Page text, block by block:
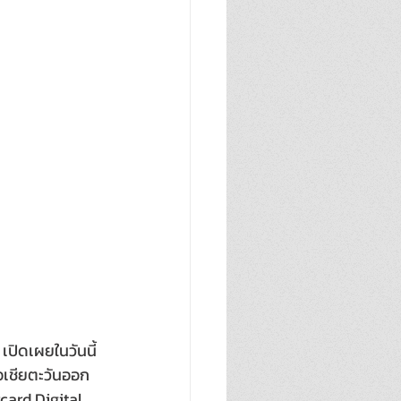
ปิดเผยในวันนี้
ชียตะวันออก